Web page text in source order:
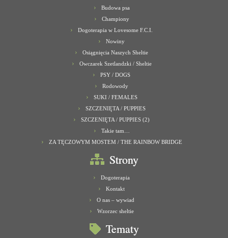
Budowa psa
Championy
Dogoterapia w Lovesome F.C.I.
Nowiny
Osiągnięcia Naszych Sheltie
Owczarek Szetlandzki / Sheltie
PSY / DOGS
Rodowody
SUKI / FEMALES
SZCZENIĘTA / PUPPIES
SZCZENIĘTA / PUPPIES (2)
Takie tam…
ZA TĘCZOWYM MOSTEM / THE RAINBOW BRIDGE
Strony
Dogoterapia
Kontakt
O nas – wywiad
Wzorzec sheltie
Tematy